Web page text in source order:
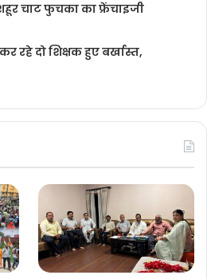
चाट फुचका का फ्रेंचाइजी
रहे दो शिक्षक हुए बर्खास्त,